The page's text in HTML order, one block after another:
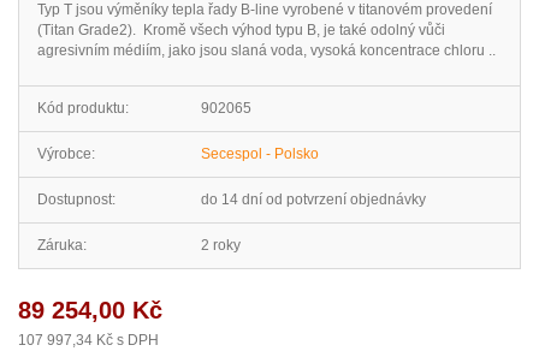
Typ T jsou výměníky tepla řady B-line vyrobené v titanovém provedení
(Titan Grade2). Kromě všech výhod typu B, je také odolný vůči
agresivním médiím, jako jsou slaná voda, vysoká koncentrace chloru ..
Kód produktu: 902065
Výrobce: Secespol - Polsko
Dostupnost: do 14 dní od potvrzení objednávky
Záruka: 2 roky
89 254,00 Kč
107 997,34 Kč s DPH